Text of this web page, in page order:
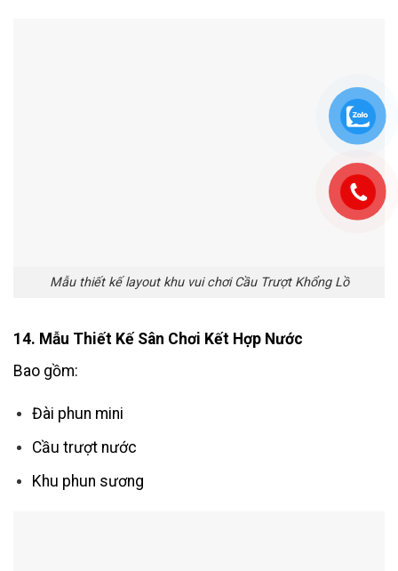
Mẫu thiết kế layout khu vui chơi Cầu Trượt Khổng Lồ
14. Mẫu Thiết Kế Sân Chơi Kết Hợp Nước
Bao gồm:
Đài phun mini
Cầu trượt nước
Khu phun sương